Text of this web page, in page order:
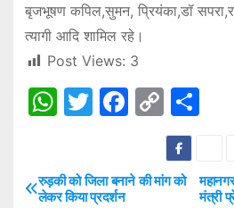
बृजभूषण कपिल,सुमन, प्रियंका,डॉ
त्यागी आदि शामिल रहे।
Post Views: 3
W
s
T
er
F
e
C
o
p
y
S
e
P
मंत्री
रुड़की को जिला बनाने की मांग को
लेकर किया प्रदर्शन